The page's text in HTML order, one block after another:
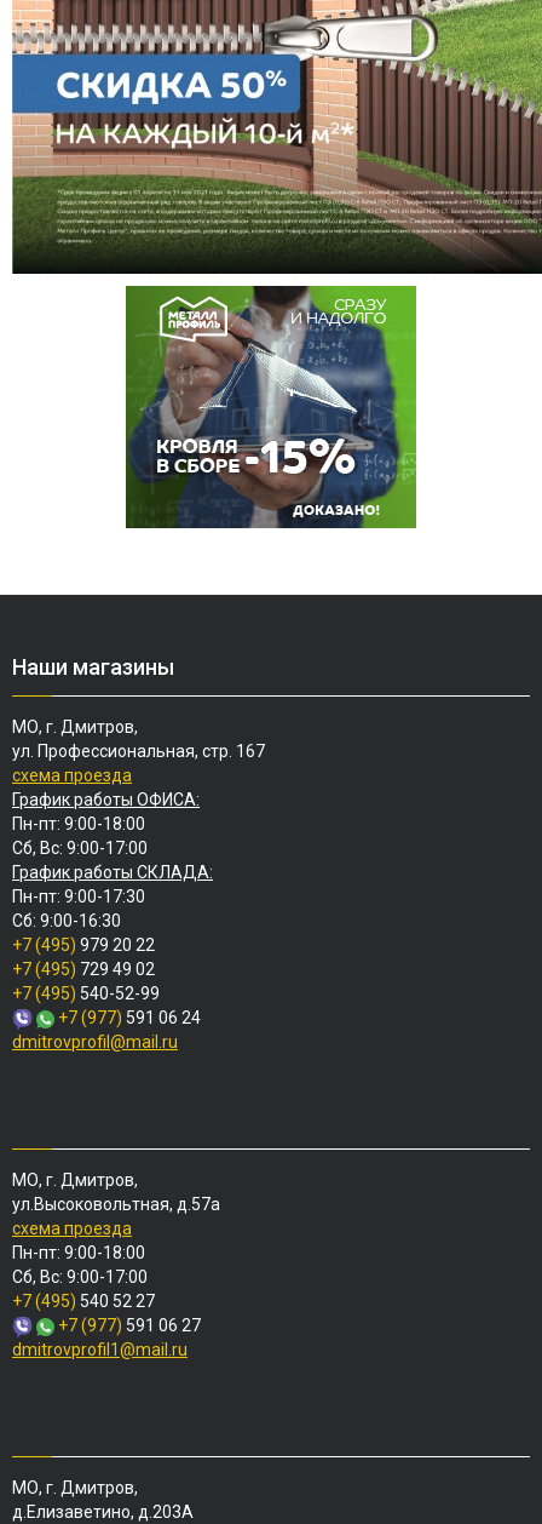
Наши магазины
МО, г. Дмитров,
ул. Профессиональная, стр. 167
схема проезда
График работы ОФИСА:
Пн-пт: 9:00-18:00
Сб, Вс: 9:00-17:00
График работы СКЛАДА:
Пн-пт: 9:00-17:30
Сб: 9:00-16:30
+7 (495) 979 20 22
+7 (495) 729 49 02
+7 (495) 540-52-99
+7 (977) 591 06 24
dmitrovprofil@mail.ru
МО, г. Дмитров,
ул.Высоковольтная, д.57а
схема проезда
Пн-пт: 9:00-18:00
Сб, Вс: 9:00-17:00
+7 (495) 540 52 27
+7 (977) 591 06 27
dmitrovprofil1@mail.ru
МО, г. Дмитров,
д.Елизаветино, д.203А